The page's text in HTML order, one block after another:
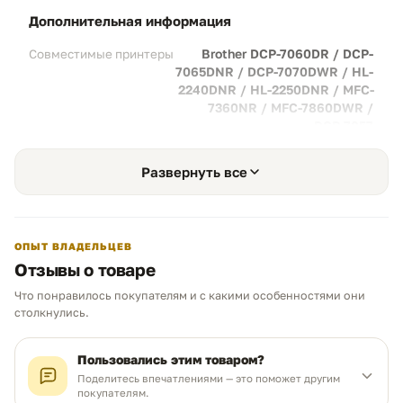
Экономия:Значительное снижение
с использованием оригинальных туб.
Разумный выбор:Не нужно переплачивать
за бренд без потери базового качества
просыпание черного тонера.
Защита:Внутренние ролики принтера и
стол остаются чистыми при замене и
работе.
04 Превосходная детализация
дополнительная информация
Совместимые принтеры
Brother DCP-7060DR / DCP-
7065DNR / DCP-7070DWR / HL-
2240DNR / HL-2250DNR / MFC-
7360NR / MFC-7860DWR /
Развернуть все
ОПЫТ ВЛАДЕЛЬЦЕВ
Отзывы о товаре
Что понравилось покупателям и с какими особенностями они
столкнулись.
Пользовались этим товаром?
Поделитесь впечатлениями — это поможет другим
покупателям.
Ответим в рабочее время